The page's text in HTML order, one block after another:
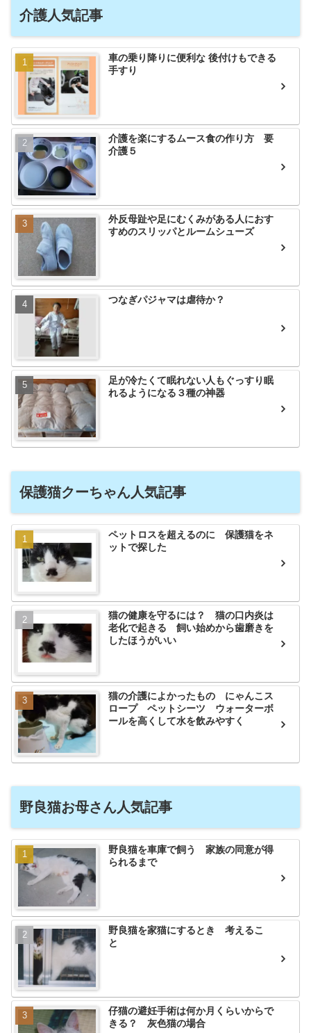
介護人気記事
車の乗り降りに便利な 後付けもできる
手すり
介護を楽にするムース食の作り方 要
介護５
外反母趾や足にむくみがある人におす
すめのスリッパとルームシューズ
つなぎパジャマは虐待か？
足が冷たくて眠れない人もぐっすり眠
れるようになる３種の神器
保護猫クーちゃん人気記事
ペットロスを超えるのに 保護猫をネ
ットで探した
猫の健康を守るには？ 猫の口内炎は
老化で起きる 飼い始めから歯磨きを
したほうがいい
猫の介護によかったもの にゃんこス
ロープ ペットシーツ ウォーターボ
ールを高くして水を飲みやすく
野良猫お母さん人気記事
野良猫を車庫で飼う 家族の同意が得
られるまで
野良猫を家猫にするとき 考えるこ
と
仔猫の避妊手術は何か月くらいからで
きる？ 灰色猫の場合